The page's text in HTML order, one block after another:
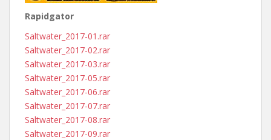
Rapidgator
Saltwater_2017-01.rar
Saltwater_2017-02.rar
Saltwater_2017-03.rar
Saltwater_2017-05.rar
Saltwater_2017-06.rar
Saltwater_2017-07.rar
Saltwater_2017-08.rar
Saltwater_2017-09.rar